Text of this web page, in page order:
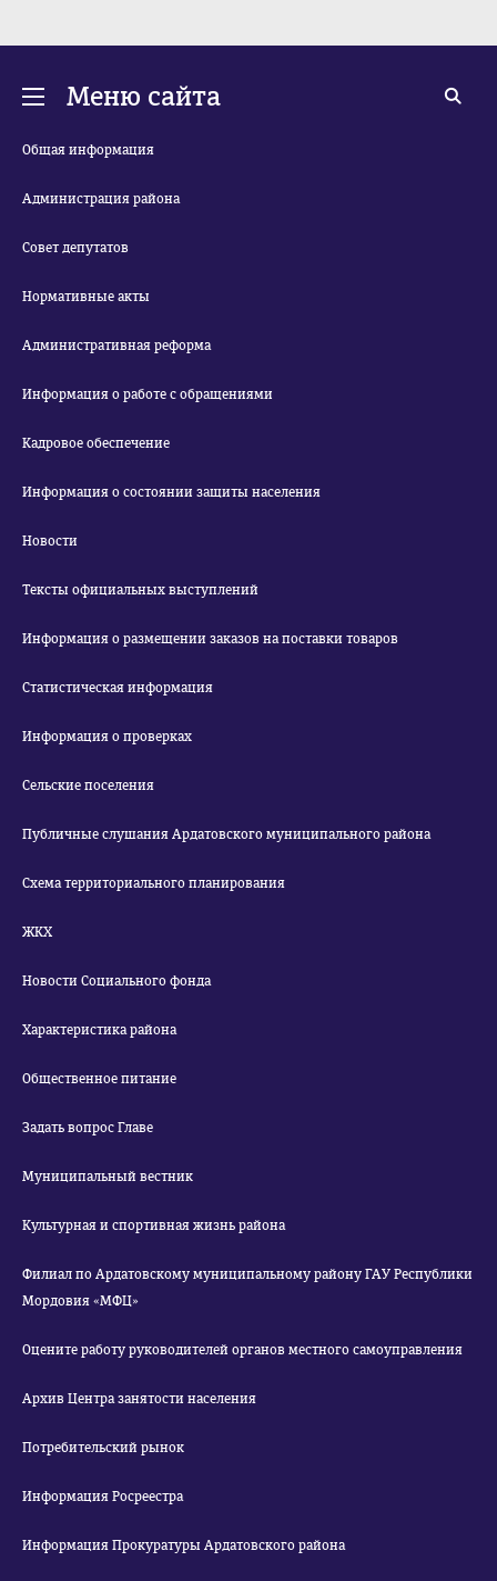
Меню сайта
Общая информация
Администрация района
Совет депутатов
Нормативные акты
Административная реформа
Информация о работе с обращениями
Кадровое обеспечение
Информация о состоянии защиты населения
Новости
Тексты официальных выступлений
Информация о размещении заказов на поставки товаров
Статистическая информация
Информация о проверках
Сельские поселения
Публичные слушания Ардатовского муниципального района
Схема территориального планирования
ЖКХ
Новости Социального фонда
Характеристика района
Общественное питание
Задать вопрос Главе
Муниципальный вестник
Культурная и спортивная жизнь района
Филиал по Ардатовскому муниципальному району ГАУ Республики
Мордовия «МФЦ»
Оцените работу руководителей органов местного самоуправления
Архив Центра занятости населения
Потребительский рынок
Информация Росреестра
Информация Прокуратуры Ардатовского района